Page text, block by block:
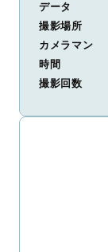
データ
撮影場所
カメラマン
時間
撮影回数